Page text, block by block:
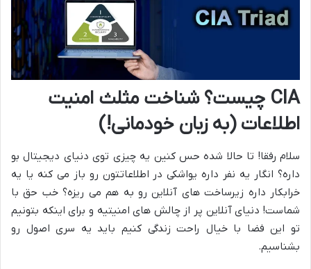
CIA چیست؟ شناخت مثلث امنیت
اطلاعات (به زبان خودمانی!)
سلام رفقا! تا حالا شده حس کنین یه چیزی توی دنیای دیجیتال بو
داره؟ انگار یه نفر داره یواشکی در اطلاعاتتون رو باز می کنه یا یه
خرابکار داره زیرساخت های آنلاین رو به هم می ریزه؟ خب حق با
شماست! دنیای آنلاین پر از چالش های امنیتیه و برای اینکه بتونیم
تو این فضا با خیال راحت زندگی کنیم باید یه سری اصول رو
بشناسیم.